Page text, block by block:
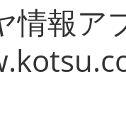
情報ア